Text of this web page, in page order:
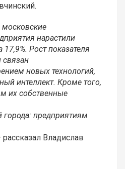
московские
нарастили
Рост показателя
связан
новых технологий,
интеллект. Кроме того,
их собственные
города: предприятиям
рассказал Владислав